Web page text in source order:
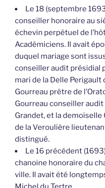
Le 18 (septembre
conseiller honoraire au
échevin perpétuel de
Académiciens. Il avait
duquel mariage sont
conseiller audit présidial
mari de la Delle Perigault
Gourreau prêtre de
Gourreau conseiller
Grandet, et la
de la Veroulière
distingué.
Le 16 précédent
chanoine honoraire du
ville. Il avait été